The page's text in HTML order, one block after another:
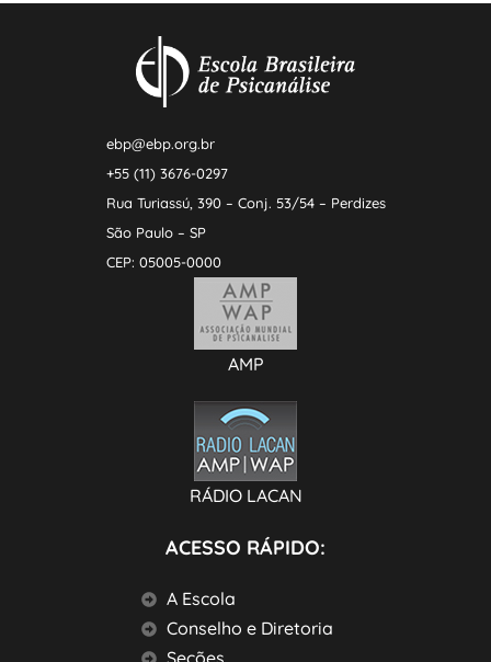
ebp@ebp.org.br
+55 (11) 3676-0297
Rua Turiassú, 390 – Conj. 53/54 – Perdizes
São Paulo – SP
CEP: 05005-0000
AMP
RÁDIO LACAN
ACESSO RÁPIDO:
A Escola
Conselho e Diretoria